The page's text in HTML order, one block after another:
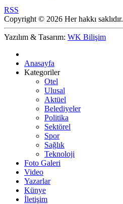
RSS
Copyright © 2026 Her hakkı saklıdır.
Yazılım & Tasarım: WK Bilişim
Anasayfa
Kategoriler
Otel
Ulusal
Aktüel
Belediyeler
Politika
Sektörel
Spor
Sağlık
Teknoloji
Foto Galeri
Video
Yazarlar
Künye
İletişim